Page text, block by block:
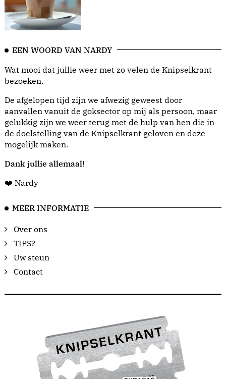
EEN WOORD VAN NARDY
Wat mooi dat jullie weer met zo velen de Knipselkrant
bezoeken.
De afgelopen tijd zijn we afwezig geweest door
aanvallen vanuit de goksector op mij als persoon, maar
gelukkig zijn we weer terug met de hulp van hen die in
de doelstelling van de Knipselkrant geloven en deze
mogelijk maken.
Dank jullie allemaal!
❤️ Nardy
MEER INFORMATIE
Over ons
TIPS?
Uw steun
Contact